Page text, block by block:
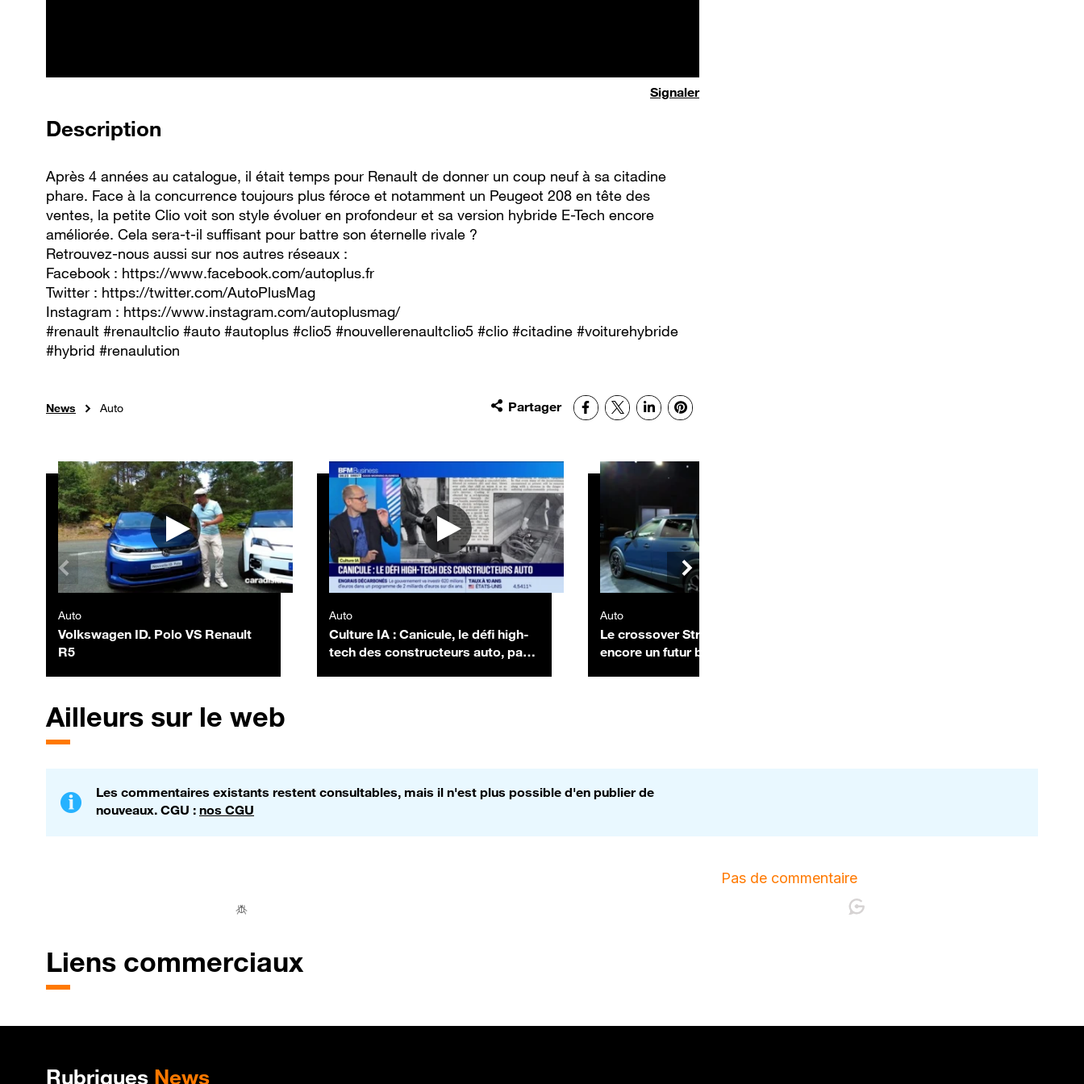
Signaler
Description
Après 4 années au catalogue, il était temps pour Renault de donner un coup neuf à sa citadine
phare. Face à la concurrence toujours plus féroce et notamment un Peugeot 208 en tête des
ventes, la petite Clio voit son style évoluer en profondeur et sa version hybride E-Tech encore
améliorée. Cela sera-t-il suffisant pour battre son éternelle rivale ?
Retrouvez-nous aussi sur nos autres réseaux :
Facebook : https://www.facebook.com/autoplus.fr
Twitter : https://twitter.com/AutoPlusMag
Instagram : https://www.instagram.com/autoplusmag/
#renault #renaultclio #auto #autoplus #clio5 #nouvellerenaultclio5 #clio #citadine #voiturehybride
#hybrid #renaulution
News Auto Partager Facebook
X LinkedInPinterest
Autres vidéos
Auto
Volkswagen ID. Polo VS Renault
R5
Auto
Culture IA : Canicule, le défi high-
tech des constructeurs auto, par
Auto
Le crossover Striker arrive :
encore un futur best-seller pour
Ailleurs sur le web
Les commentaires existants restent consultables, mais il n'est plus possible d'en publier de
nouveaux. CGU : nos CGU
Liens commerciaux
Plan de site
Rubriques News